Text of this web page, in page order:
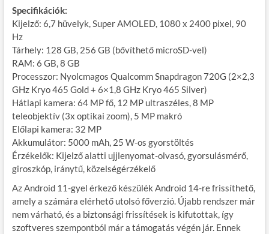
Specifikációk:
Kijelző: 6,7 hüvelyk, Super AMOLED, 1080 x 2400 pixel, 90
Hz
Tárhely: 128 GB, 256 GB (bővíthető microSD-vel)
RAM: 6 GB, 8 GB
Processzor: Nyolcmagos Qualcomm Snapdragon 720G (2×2,3
GHz Kryo 465 Gold + 6×1,8 GHz Kryo 465 Silver)
Hátlapi kamera: 64 MP fő, 12 MP ultraszéles, 8 MP
teleobjektív (3x optikai zoom), 5 MP makró
Előlapi kamera: 32 MP
Akkumulátor: 5000 mAh, 25 W-os gyorstöltés
Érzékelők: Kijelző alatti ujjlenyomat-olvasó, gyorsulásmérő,
giroszkóp, iránytű, közelségérzékelő
Az Android 11-gyel érkező készülék Android 14-re frissíthető,
amely a számára elérhető utolsó főverzió. Újabb rendszer már
nem várható, és a biztonsági frissítések is kifutottak, így
szoftveres szempontból már a támogatás végén jár. Ennek